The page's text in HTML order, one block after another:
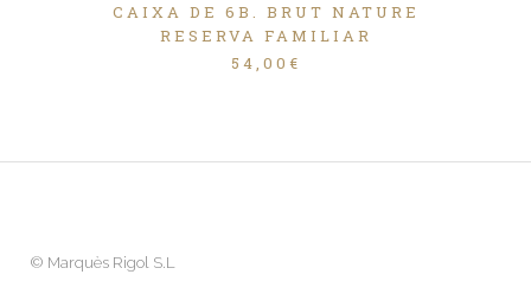
CAIXA DE 6B. BRUT NATURE
RESERVA FAMILIAR
54,00 €
© Marquès Rigol S.L